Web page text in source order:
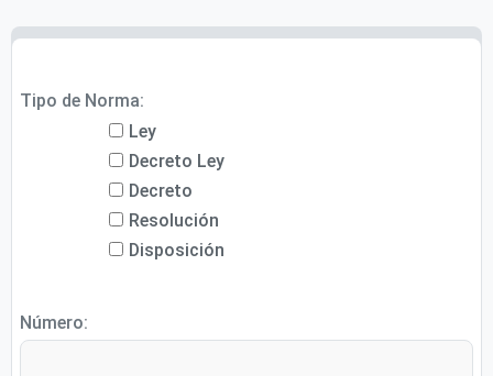
CULTURA
Tipo de Norma:
Ley
Decreto Ley
Decreto
Resolución
Disposición
Número: